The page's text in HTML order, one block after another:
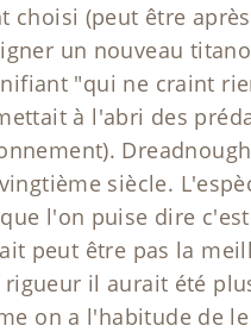
choisi (peut être
un nouveau
"qui ne craint
à l'abri des
siècle.
l'on puise dire c'est
peut être pas la
il aurait été
on a l'habitude de